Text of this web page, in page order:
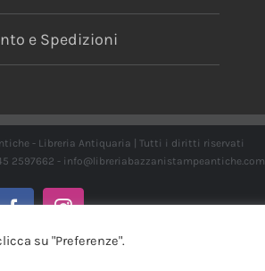
e Spedizioni
- Libreria Antiquaria | Tutti i diritti riservati
2597662 - info@libreriabazzanistampeantiche.com
su "Preferenze".